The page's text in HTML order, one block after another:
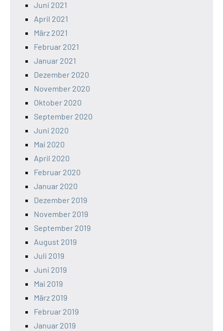
Juni 2021
April 2021
März 2021
Februar 2021
Januar 2021
Dezember 2020
November 2020
Oktober 2020
September 2020
Juni 2020
Mai 2020
April 2020
Februar 2020
Januar 2020
Dezember 2019
November 2019
September 2019
August 2019
Juli 2019
Juni 2019
Mai 2019
März 2019
Februar 2019
Januar 2019